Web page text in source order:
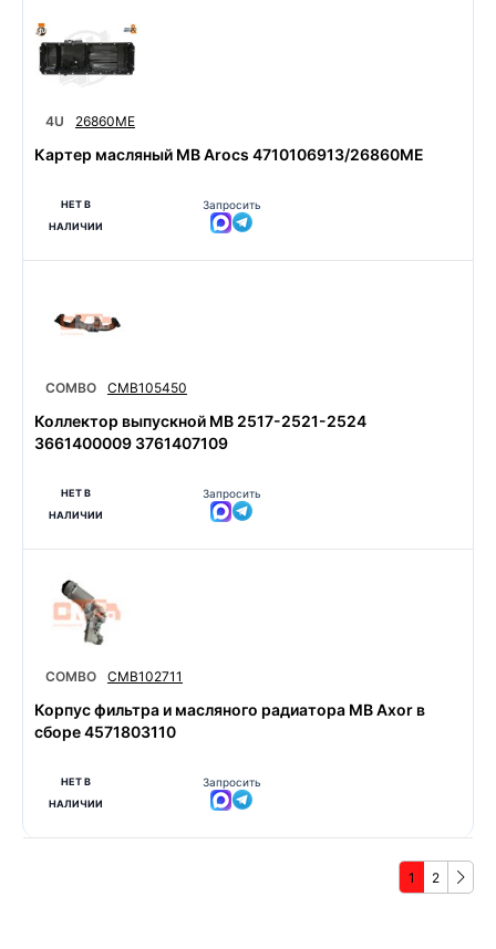
4U 26860ME
Картер масляный MB Arocs 4710106913/26860ME
НЕТ В
НАЛИЧИИ
Запросить
COMBO CMB105450
Коллектор выпускной MB 2517-2521-2524
3661400009 3761407109
НЕТ В
НАЛИЧИИ
Запросить
COMBO CMB102711
Корпус фильтра и масляного радиатора MB Axor в
сборе 4571803110
НЕТ В
НАЛИЧИИ
Запросить
1 2